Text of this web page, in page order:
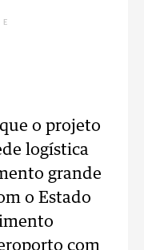
o projeto
logística
grande
o Estado
com